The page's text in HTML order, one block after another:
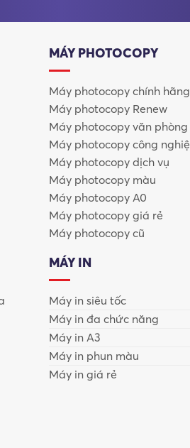
Giá Cao?
MÁY PHOTOCOPY
Máy photocopy chính hãng
Máy photocopy Renew
Máy photocopy văn phòng
Máy photocopy công
Máy photocopy dịch vụ
Máy photocopy màu
Máy photocopy A0
Máy photocopy giá rẻ
Máy photocopy cũ
MÁY IN
Máy in siêu tốc
Máy in đa chức năng
Máy in A3
Máy in phun màu
Máy in giá rẻ